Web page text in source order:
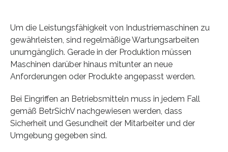
Um die Leistungsfähigkeit von Industriemaschinen zu
gewährleisten, sind regelmäßige Wartungsarbeiten
unumgänglich. Gerade in der Produktion müssen
Maschinen darüber hinaus mitunter an neue
Anforderungen oder Produkte angepasst werden.
Bei Eingriffen an Betriebsmitteln muss in jedem Fall
gemäß BetrSichV nachgewiesen werden, dass
Sicherheit und Gesundheit der Mitarbeiter und der
Umgebung gegeben sind.